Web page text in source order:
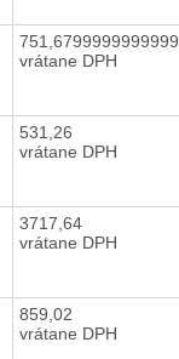
751,6799999999999
vrátane DPH
531,26
vrátane DPH
3717,64
vrátane DPH
859,02
vrátane DPH